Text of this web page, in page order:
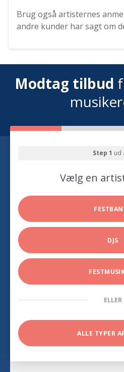
Brug også artisternes
andre kunder har sagt om
Modtag tilbud
Step 1 ud
Vælg en
DJS
ELLER
ALLE TYPER